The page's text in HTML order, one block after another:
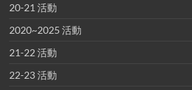
20-21 活動
2020~2025 活動
21-22 活動
22-23 活動